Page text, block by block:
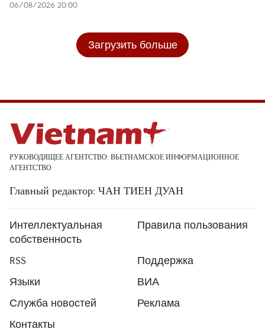
06/08/2026 20:00
Загрузить больше
РУКОВОДЯЩЕЕ АГЕНТСТВО: ВЬЕТНАМСКОЕ ИНФОРМАЦИОННОЕ
АГЕНТСТВО
Главный редактор: ЧАН ТИЕН ДУАН
Интеллектуальная
собственность
Правила пользования
RSS
Поддержка
Языки
ВИА
Служба новостей
Реклама
Контакты